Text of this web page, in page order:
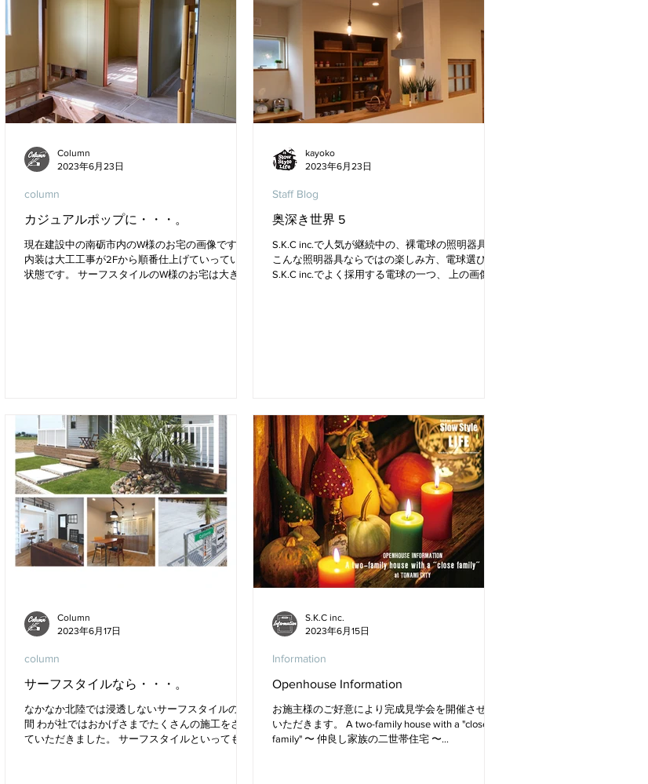
カジュアルポップに・・・。
現在建設中の南砺市内のW様のお宅の画像です。
内装は大工工事が2Fから順番仕上げていっている
状態です。 サーフスタイルのW様のお宅は大きな
column
Column
2023年6月23日
奥深き世界 5
S.K.C inc.で人気が継続中の、裸電球の照明器具。
こんな照明器具ならではの楽しみ方、電球選び。
S.K.C inc.でよく採用する電球の一つ、 上の画像で
Staff Blog
kayoko
2023年6月23日
サーフスタイルなら・・・。
なかなか北陸では浸透しないサーフスタイルの空
間 わが社ではおかげさまでたくさんの施工をさせ
ていただきました。 サーフスタイルといってもお
column
Column
2023年6月17日
Openhouse Information
お施主様のご好意により完成見学会を開催させて
いただきます。 A two-family house with a "close
family" 〜 仲良し家族の二世帯住宅 〜
Information
S.K.C inc.
2023年6月15日